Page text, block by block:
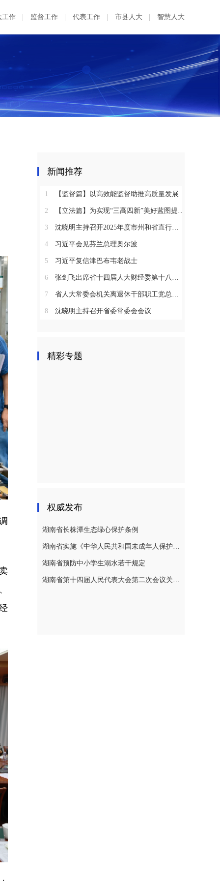
工作 监督工作 代表工作 市县人大 智慧人大
新闻推荐
1 【监督篇】以高效能监督助推高质量发展
2 【立法篇】为实现“三高四新”美好蓝图提供坚实法治保障
3 沈晓明主持召开2025年度市州和省直行业系统党（工）委书记抓基层党建工作述职评议会议
4 习近平会见芬兰总理奥尔波
5 习近平复信津巴布韦老战士
6 张剑飞出席省十四届人大财经委第十八次全体会议
7 省人大常委会机关离退休干部职工党总支召开2025年度总结表彰大会
8 沈晓明主持召开省委常委会会议
精彩专题
权威发布
湖南省长株潭生态绿心保护条例
湖南省实施《中华人民共和国未成年人保护法》若干规定
湖南省预防中小学生溺水若干规定
湖南省第十四届人民代表大会第二次会议关于湖南省人民代表大会常务委员会工作报告的决议